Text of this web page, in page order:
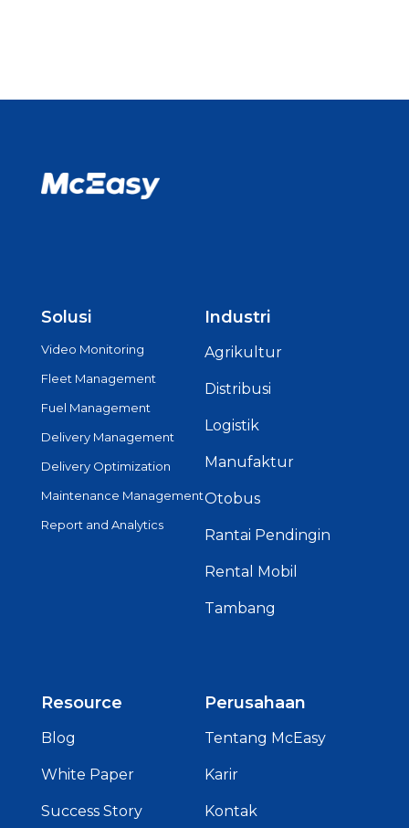
Solusi
Video Monitoring
Fleet Management
Fuel Management
Delivery Management
Delivery Optimization
Maintenance Management
Report and Analytics
Industri
Agrikultur
Distribusi
Logistik
Manufaktur
Otobus
Rantai Pendingin
Rental Mobil
Tambang
Resource
Blog
White Paper
Success Story
Perusahaan
Tentang McEasy
Karir
Kontak